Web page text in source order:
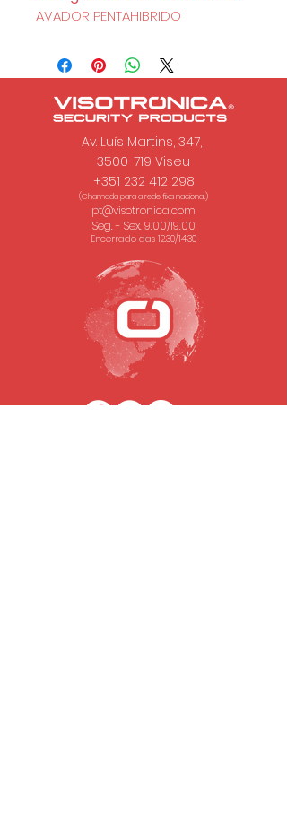
AVADOR PENTAHIBRIDO
Av. Luís Martins, 347,
3500-719 Viseu
+351 232 412 298
(Chamada para a rede fixa nacional.)
pt@visotronica.com
Seg. - Sex. 9.00/19.00
Encerrado das 12.30/14.30